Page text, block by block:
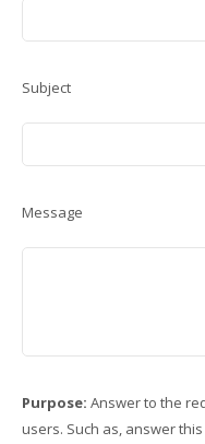
Subject
Message
Purpose: Answer to the
users. Such as, answer